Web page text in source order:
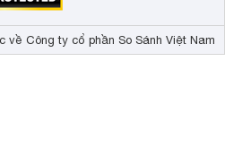
về Công ty cổ phần So Sánh Việt Nam